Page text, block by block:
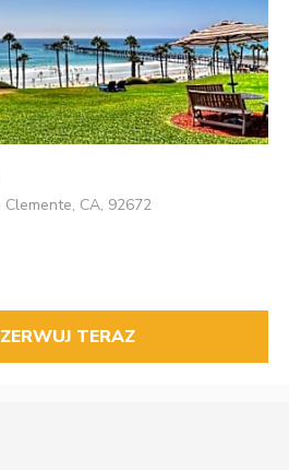
CA, 92672
TERAZ